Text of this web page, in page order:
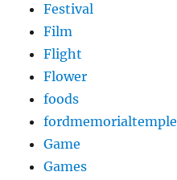
Festival
Film
Flight
Flower
foods
fordmemorialtemple
Game
Games